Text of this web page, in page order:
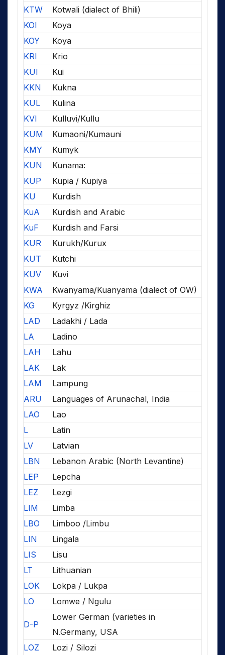
KTW
Kotwali (dialect of Bhili)
KOI
Koya
KOY
Koya
KRI
Krio
KUI
Kui
KKN
Kukna
KUL
Kulina
KVI
Kulluvi/Kullu
KUM
Kumaoni/Kumauni
KMY
Kumyk
KUN
Kunama:
KUP
Kupia / Kupiya
KU
Kurdish
KuA
Kurdish and Arabic
KuF
Kurdish and Farsi
KUR
Kurukh/Kurux
KUT
Kutchi
KUV
Kuvi
KWA
Kwanyama/Kuanyama (dialect of OW)
KG
Kyrgyz /Kirghiz
LAD
Ladakhi / Lada
LA
Ladino
LAH
Lahu
LAK
Lak
LAM
Lampung
ARU
Languages of Arunachal, India
LAO
Lao
L
Latin
LV
Latvian
LBN
Lebanon Arabic (North Levantine)
LEP
Lepcha
LEZ
Lezgi
LIM
Limba
LBO
Limboo /Limbu
LIN
Lingala
LIS
Lisu
LT
Lithuanian
LOK
Lokpa / Lukpa
LO
Lomwe / Ngulu
D-P
Lower German (varieties in
N.Germany, USA
LOZ
Lozi / Silozi